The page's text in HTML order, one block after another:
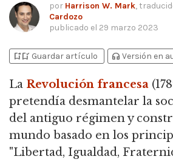
por Harrison W. Mark,
Cardozo
publicado el 29 marzo 2023
bookmark_addbookmark_added Guardar artículo headphones Versión en
La Revolución francesa
pretendía desmantelar la
del antiguo régimen y
mundo basado en los
"Libertad, Igualdad,